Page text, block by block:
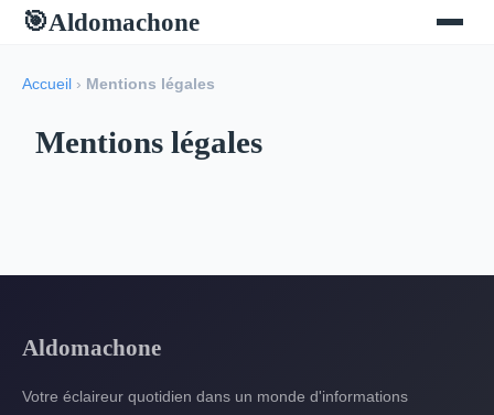
🎯Aldomachone
Accueil › Mentions légales
Mentions légales
Aldomachone
Votre éclaireur quotidien dans un monde d'informations